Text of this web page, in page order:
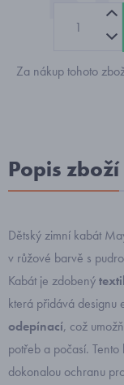
Za nákup tohoto
Popis zboží
Dětský zimní kabát
v růžové barvě s
Kabát je zdobený
která přidává designu
odepínací, což
potřeb a počasí.
dokonalou ochranu